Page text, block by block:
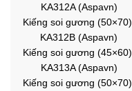
KA312A (Aspavn)
Kiếng soi gương (50×70),
KA312B (Aspavn)
Kiếng soi gương (45×60),
KA313A (Aspavn)
Kiếng soi gương (50×70),